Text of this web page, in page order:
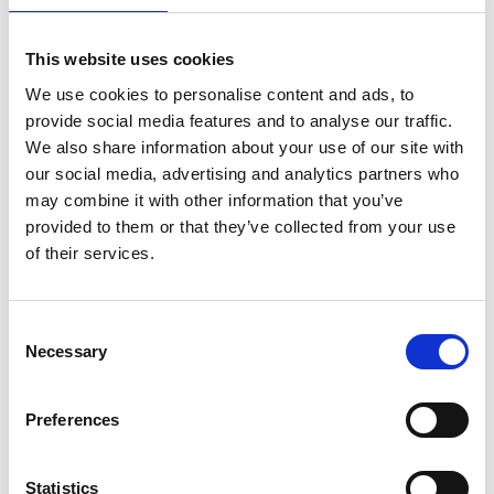
This website uses cookies
We use cookies to personalise content and ads, to
provide social media features and to analyse our traffic.
We also share information about your use of our site with
our social media, advertising and analytics partners who
may combine it with other information that you’ve
provided to them or that they’ve collected from your use
of their services.
Selection
Necessary
Preferences
Statistics
opstelling voldoet echter niet volledig aan de strikte
steigeronderdelenbestellen om te voldoen aan de EN1004-
norm.
Specificaties:
Steigerbreedte: 0,90 m
Steigerlengte: 1,90 m
Werkhoogte: 4,20 m
Platformhoogte: 2,20 m
Normering: TÜV-GS